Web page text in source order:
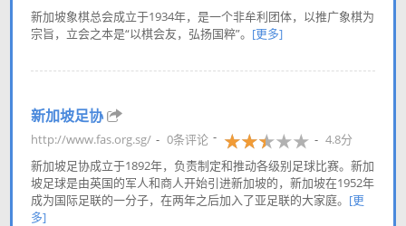
新加坡象棋总会成立于1934年，是一个非牟利团体，以推广象棋为
宗旨，立会之本是“以棋会友，弘扬国粹”。 [更多]
新加坡足协
http://www.fas.org.sg/ 0条评论
4.8分
新加坡足协成立于1892年，负责制定和推动各级别足球比赛。新加
坡足球是由英国的军人和商人开始引进新加坡的，新加坡在1952年
成为国际足联的一分子，在两年之后加入了亚足联的大家庭。 [更
多]